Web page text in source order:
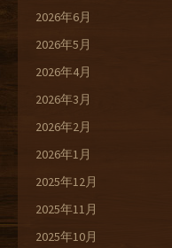
2026年6月
2026年5月
2026年4月
2026年3月
2026年2月
2026年1月
2025年12月
2025年11月
2025年10月